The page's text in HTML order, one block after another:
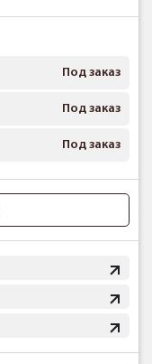
Под заказ
Под заказ
Под заказ